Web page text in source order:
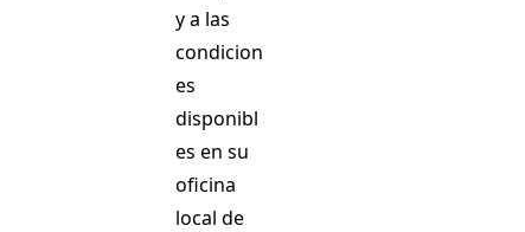
y a las
condicion
es
disponibl
es en su
oficina
local de